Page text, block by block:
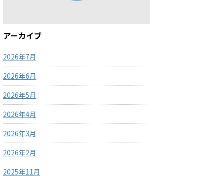
アーカイブ
2026年7月
2026年6月
2026年5月
2026年4月
2026年3月
2026年2月
2025年11月